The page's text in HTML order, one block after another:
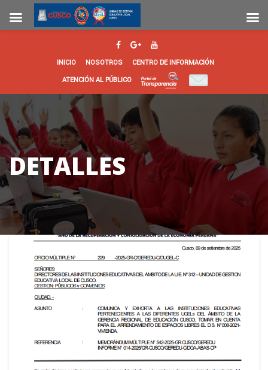
INICIO NOSOTROS
CENTRO DE INFORMACIÓN
ATENCIÓN AL PÚBLICO
DETALLES